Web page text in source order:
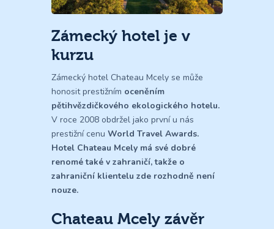
Zámecký hotel je v
kurzu
Zámecký hotel Chateau Mcely se může
honosit prestižním oceněním
pětihvězdičkového ekologického hotelu.
V roce 2008 obdržel jako první u nás
prestižní cenu World Travel Awards.
Hotel Chateau Mcely má své dobré
renomé také v zahraničí, takže o
zahraniční klientelu zde rozhodně není
nouze.
Chateau Mcely závěr